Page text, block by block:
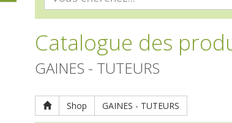
Catalogue des
GAINES - TUTEURS
Shop GAINES - TUTEURS